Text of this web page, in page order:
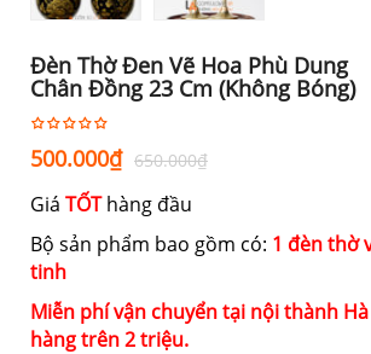
Đèn Thờ Đen Vẽ Hoa Phù Dung
Chân Đồng 23 Cm (không Bóng)
650.000₫Giá
650.000₫.
500.000₫
Giá
là:
Giá TỐThàng đầu
Bộ sản phẩm bao gồm có: 1 đèn thờ
tinh
Miễn phí vận chuyển tại nội thành
hàng trên 2 triệu.